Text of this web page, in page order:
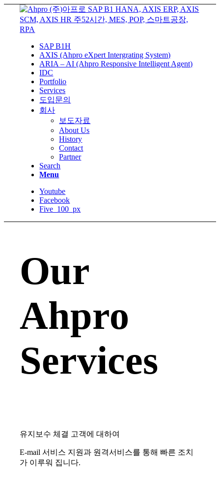
SAP B1H
AXIS (Ahpro eXpert Intergrating System)
ARIA – AI (Ahpro Responsive Intelligent Agent)
IDC
Portfolio
Services
도입문의
회사
보도자료
About Us
History
Contact
Partner
Search
Menu
Youtube
Facebook
Five_100_px
Our
Ahpro
Services
유지보수 체결 고객에 대하여
E-mail 서비스 지원과 원격서비스를 통해 빠른 조치
가 이루워 집니다.